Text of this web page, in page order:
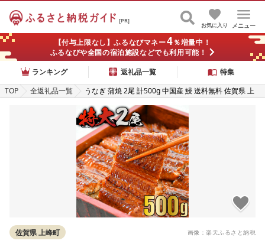
[PR]
メニュー
お気に入り
【付与上限なし】ふるなびマネー4％増量中！
ふるなびや全国の宿泊施設などでも利用可能！
ランキング
返礼品一覧
特集
TOP
全返礼品一覧
うなぎ 蒲焼 2尾 計500g 中国産 鰻 送料無料 佐賀県 上
峰町 お取り寄せグルメ 丑の日
画像：楽天ふるさと納税
佐賀県 上峰町